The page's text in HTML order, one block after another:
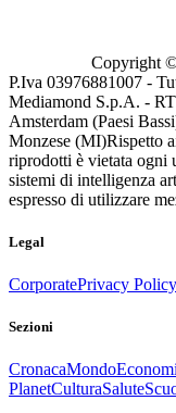
Copyright
P.Iva 03976881007 -
Mediamond S.p.A. -
Amsterdam (Paesi
Monzese (MI)Rispetto
riprodotti è vietata ogni
sistemi di intelligenza
espresso di utilizzare
Legal
CorporatePrivacy Policy
Sezioni
CronacaMondo
PlanetCulturaSalute